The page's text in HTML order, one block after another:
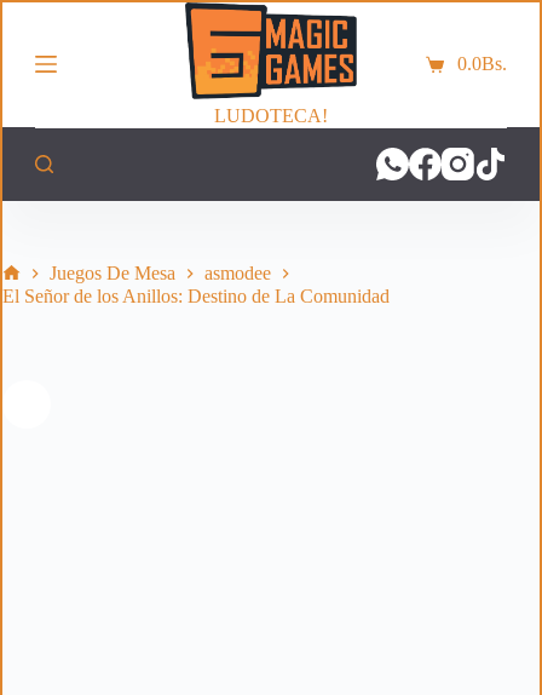
r
c
n
LUDOTECA!
Carro0.0Bs.
InicioJuegos De Mesa
asmodee
El Señor de los Anillos: Destino de La Comunidad